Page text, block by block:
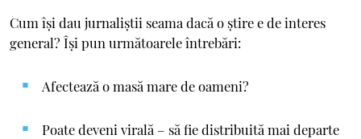
Cum își dau jurnaliștii seama dacă o știre e de interes
general? Își pun următoarele întrebări:
Afectează o masă mare de oameni?
Poate deveni virală – să fie distribuită mai departe